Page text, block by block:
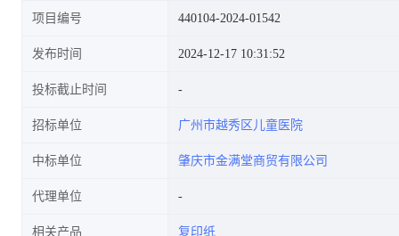
项目编号 440104-2024-01542
发布时间 2024-12-17 10:31:52
投标截止时间
招标单位 广州市越秀区儿童医院
中标单位 肇庆市金满堂商贸有限公司
代理单位
相关产品 复印纸